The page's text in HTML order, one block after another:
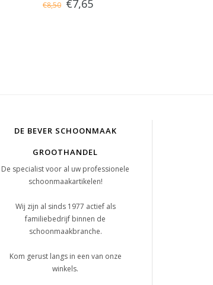
zacht
€8,50 €7,65
DE BEVER SCHOONMAAK
GROOTHANDEL
De specialist voor al uw professionele
schoonmaakartikelen!
Wij zijn al sinds 1977 actief als
familiebedrijf binnen de
schoonmaakbranche.
Kom gerust langs in een van onze
winkels.